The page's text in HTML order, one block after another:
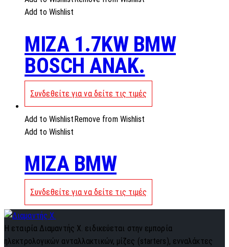
Add to Wishlist
MIZA 1.7KW BMW
BOSCH ANAK.
Συνδεθείτε για να δείτε τις τιμές
Add to Wishlist Remove from Wishlist
Add to Wishlist
MIZA BMW
Συνδεθείτε για να δείτε τις τιμές
Η εταιρία Διαμαντής Χ. ειδικεύεται στην εμπορία
ηλεκτρολογικών ανταλλακτικών, μίζες (starters), ενναλάκτες